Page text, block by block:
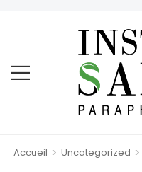
Accueil > Uncategorized >